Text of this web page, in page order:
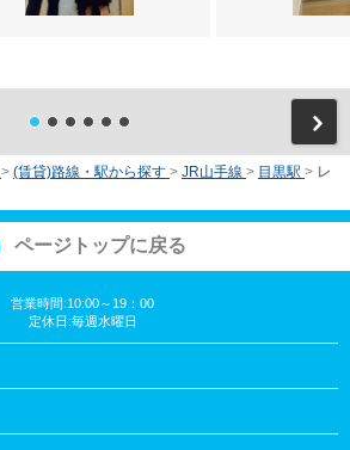
> (賃貸)路線・駅から探す > JR山手線 > 目黒駅 > レ
ページトップに戻る
営業時間:10:00～19：00
定休日:毎週水曜日